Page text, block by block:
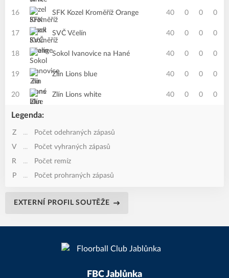
16 SFK Kozel Kroměříž Orange 40 0 0 0
17 SVČ Včelín 40 0 0 0
18 Sokol Ivanovice na Hané 40 0 0 0
19 Zlín Lions blue 40 0 0 0
20 Zlín Lions white 40 0 0 0
Legenda:
Z ...
Počet odehraných zápasů
V
...
Počet vyhraných zápasů
R
...
Počet remíz
P
... Počet prohraných zápasů
EXTERNÍ PROFIL SOUTĚŽE
FBC Jablůnka